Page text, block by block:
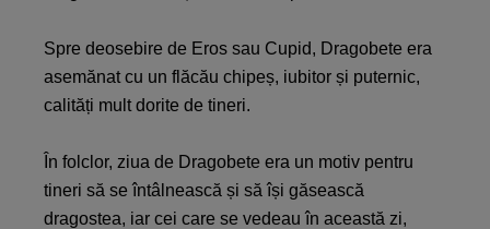
Spre deosebire de Eros sau Cupid, Dragobete era
asemănat cu un flăcău chipeș, iubitor și puternic,
calități mult dorite de tineri.
În folclor, ziua de Dragobete era un motiv pentru
tineri să se întâlnească și să își găsească
dragostea, iar cei care se vedeau în această zi,